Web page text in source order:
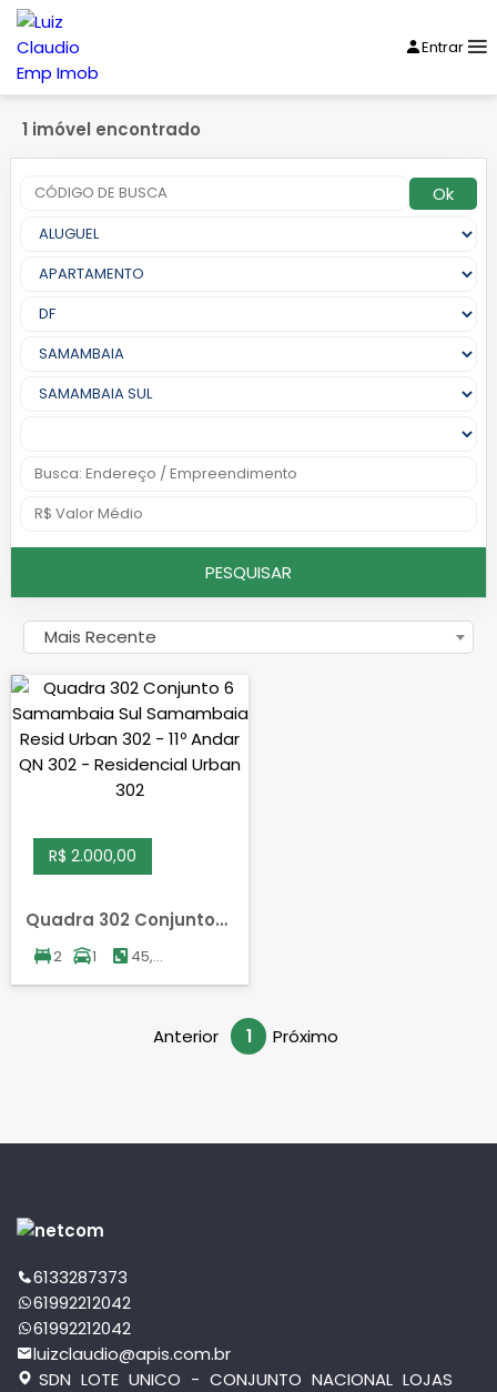
Entrar
1 imóvel encontrado
Ok
PESQUISAR
Mais Recente
R$ 2.000,00
Quadra 302 Conjunto
6, SAMAMBAIA SUL,
SAMAMBAIA
2 1
45,00
Anterior 1 Próximo
6133287373
61992212042
61992212042
luizclaudio@apis.com.br
SDN LOTE UNICO - CONJUNTO NACIONAL LOJAS